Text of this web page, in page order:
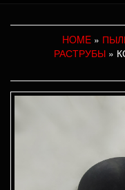
HOME »
РАСТРУБЫ »